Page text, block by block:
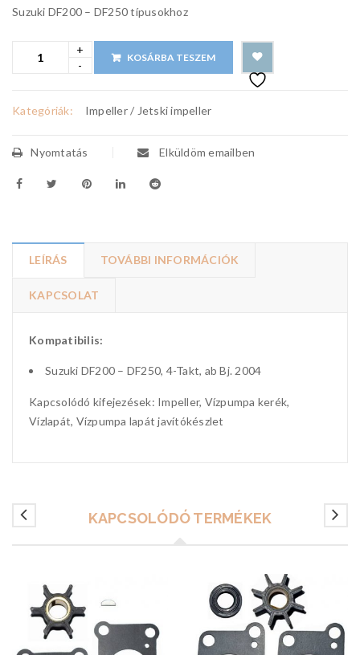
Suzuki DF200 – DF250 típusokhoz
KOSÁRBA TESZEM
Kategóriák: Impeller / Jetski impeller
Nyomtatás Elküldöm emailben
LEÍRÁS TOVÁBBI INFORMÁCIÓK
KAPCSOLAT
Kompatibilis:
Suzuki DF200 – DF250, 4-Takt, ab Bj. 2004
Kapcsolódó kifejezések: Impeller, Vízpumpa kerék,
Vízlapát, Vízpumpa lapát javítókészlet
KAPCSOLÓDÓ TERMÉKEK